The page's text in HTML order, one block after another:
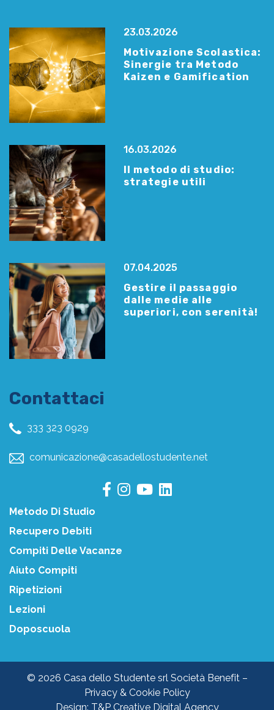
23.03.2026
Motivazione Scolastica:
Sinergie tra Metodo
Kaizen e Gamification
16.03.2026
Il metodo di studio:
strategie utili
07.04.2025
Gestire il passaggio
dalle medie alle
superiori, con serenità!
Contattaci
333 323 0929
comunicazione@casadellostudente.net
Metodo Di Studio
Recupero Debiti
Compiti Delle Vacanze
Aiuto Compiti
Ripetizioni
Lezioni
Doposcuola
© 2026 Casa dello Studente srl Società Benefit –
Privacy & Cookie Policy
Design: T&P Creative Digital Agency